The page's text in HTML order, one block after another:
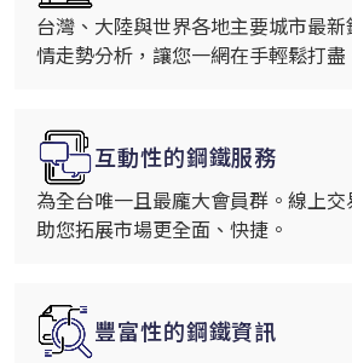
台灣、大陸與世界各地主要城市最
情走勢分析，讓您一網在手輕鬆打盡
互動性的鋼鐵服務
為全台唯一且最龐大會員群。線上
助您拓展市場更全面、快捷。
豐富性的鋼鐵資訊